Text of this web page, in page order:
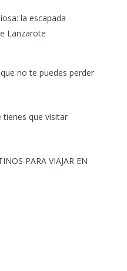
la escapada
Lanzarote
no te puedes perder
tienes que visitar
PARA VIAJAR EN